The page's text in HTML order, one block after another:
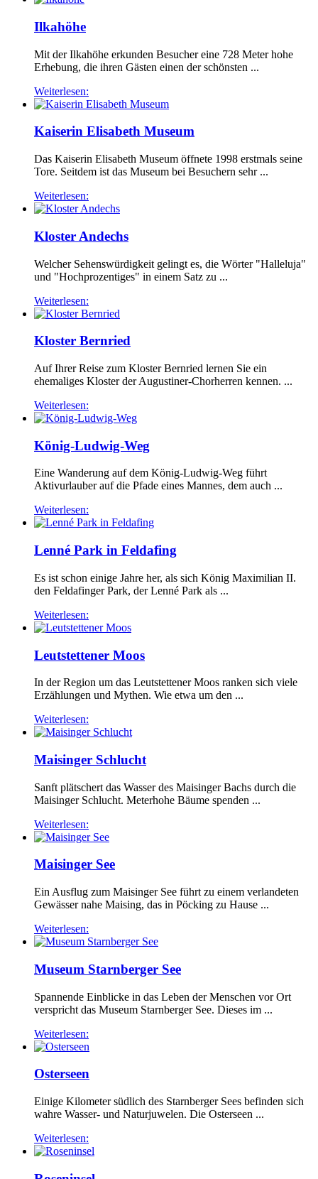
Ilkahöhe
Mit der Ilkahöhe erkunden Besucher eine 728 Meter hohe
Erhebung, die ihren Gästen einen der schönsten ...
Weiterlesen:
Kaiserin Elisabeth Museum
Das Kaiserin Elisabeth Museum öffnete 1998 erstmals seine
Tore. Seitdem ist das Museum bei Besuchern sehr ...
Weiterlesen:
Kloster Andechs
Welcher Sehenswürdigkeit gelingt es, die Wörter "Halleluja"
und "Hochprozentiges" in einem Satz zu ...
Weiterlesen:
Kloster Bernried
Auf Ihrer Reise zum Kloster Bernried lernen Sie ein
ehemaliges Kloster der Augustiner-Chorherren kennen. ...
Weiterlesen:
König-Ludwig-Weg
Eine Wanderung auf dem König-Ludwig-Weg führt
Aktivurlauber auf die Pfade eines Mannes, dem auch ...
Weiterlesen:
Lenné Park in Feldafing
Es ist schon einige Jahre her, als sich König Maximilian II.
den Feldafinger Park, der Lenné Park als ...
Weiterlesen:
Leutstettener Moos
In der Region um das Leutstettener Moos ranken sich viele
Erzählungen und Mythen. Wie etwa um den ...
Weiterlesen:
Maisinger Schlucht
Sanft plätschert das Wasser des Maisinger Bachs durch die
Maisinger Schlucht. Meterhohe Bäume spenden ...
Weiterlesen:
Maisinger See
Ein Ausflug zum Maisinger See führt zu einem verlandeten
Gewässer nahe Maising, das in Pöcking zu Hause ...
Weiterlesen:
Museum Starnberger See
Spannende Einblicke in das Leben der Menschen vor Ort
verspricht das Museum Starnberger See. Dieses im ...
Weiterlesen:
Osterseen
Einige Kilometer südlich des Starnberger Sees befinden sich
wahre Wasser- und Naturjuwelen. Die Osterseen ...
Weiterlesen: